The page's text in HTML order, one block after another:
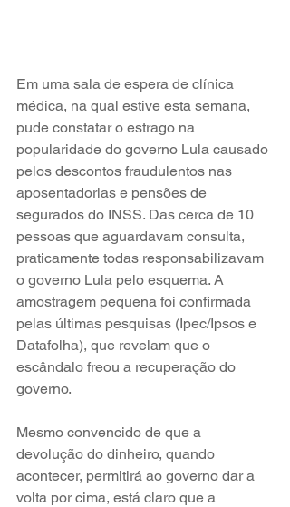
Em uma sala de espera de clínica
médica, na qual estive esta semana,
pude constatar o estrago na
popularidade do governo Lula causado
pelos descontos fraudulentos nas
aposentadorias e pensões de
segurados do INSS. Das cerca de 10
pessoas que aguardavam consulta,
praticamente todas responsabilizavam
o governo Lula pelo esquema. A
amostragem pequena foi confirmada
pelas últimas pesquisas (Ipec/Ipsos e
Datafolha), que revelam que o
escândalo freou a recuperação do
governo.
Mesmo convencido de que a
devolução do dinheiro, quando
acontecer, permitirá ao governo dar a
volta por cima, está claro que a